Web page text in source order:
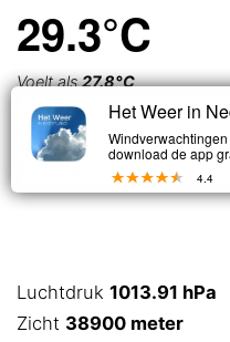
29.3°C
Voelt als27.8°C
Zwaar
bewolkt
Luchtdruk 1013.91 hPa
Zicht 38900 meter
Het Weer in
download de app
4.4